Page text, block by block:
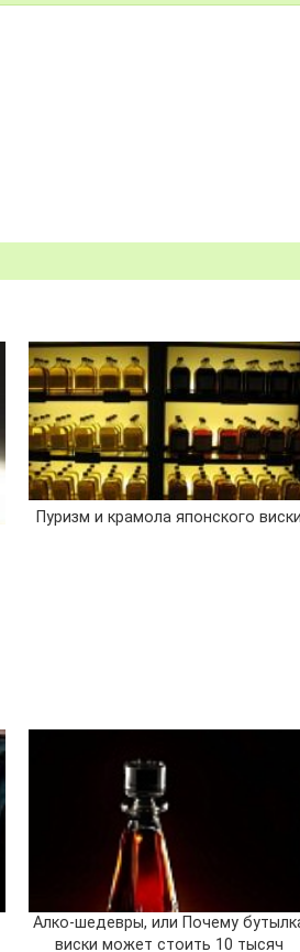
Пуризм и крамола японского виски
Алко-шедевры, или Почему
виски может стоить 10 тысяч